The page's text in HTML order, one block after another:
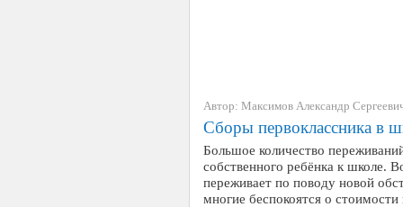
Автор: Максимов Александр
Сборы первоклассника в
Большое количество
собственного ребёнка к школе.
переживает по поводу новой
многие беспокоятся о